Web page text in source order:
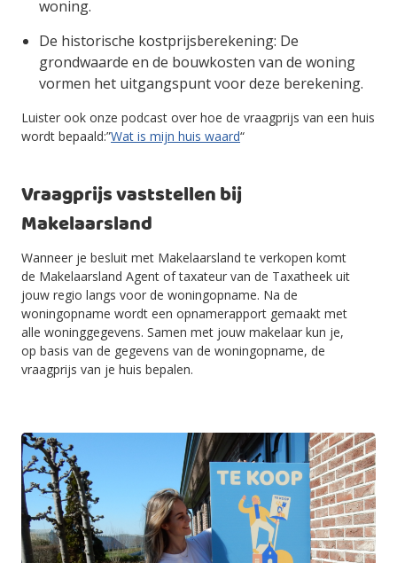
woning.
De historische kostprijsberekening: De
grondwaarde en de bouwkosten van de woning
vormen het uitgangspunt voor deze berekening.
Luister ook onze podcast over hoe de vraagprijs van een huis
wordt bepaald:”Wat is mijn huis waard“
Vraagprijs vaststellen bij
Makelaarsland
Wanneer je besluit met Makelaarsland te verkopen komt
de Makelaarsland Agent of taxateur van de Taxatheek uit
jouw regio langs voor de woningopname. Na de
woningopname wordt een opnamerapport gemaakt met
alle woninggegevens. Samen met jouw makelaar kun je,
op basis van de gegevens van de woningopname, de
vraagprijs van je huis bepalen.